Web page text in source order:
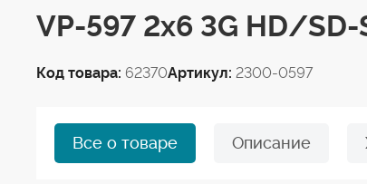
VP-597 2x6 3G HD/
Код товара: 62370Артикул: 2300-0597
Все о товаре Описание